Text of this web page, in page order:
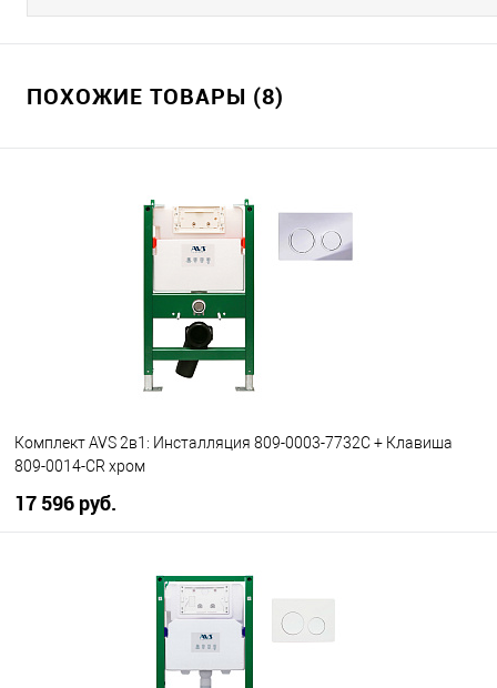
ПОХОЖИЕ ТОВАРЫ (8)
Комплект AVS 2в1: Инсталляция 809-0003-7732C + Клавиша
809-0014-CR хром
17 596 руб.
В наличии